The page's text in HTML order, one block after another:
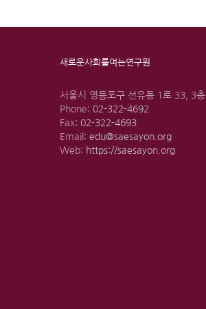
새로운사회를여는연구원
서울시 영등포구 선유동 1로 33, 3층
Phone: 02-322-4692
Fax: 02-322-4693
Email: edu@saesayon.org
Web: https://saesayon.org